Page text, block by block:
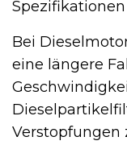
Bei
eine längere
Verstopfungen